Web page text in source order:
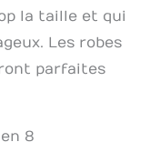
la taille et qui
Les robes
parfaites
8